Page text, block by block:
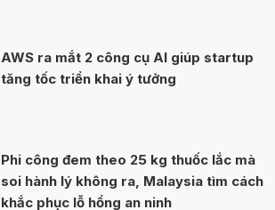
AWS ra mắt 2 công cụ AI giúp startup
tăng tốc triển khai ý tưởng
Phi công đem theo 25 kg thuốc lắc mà
soi hành lý không ra, Malaysia tìm cách
khắc phục lỗ hổng an ninh